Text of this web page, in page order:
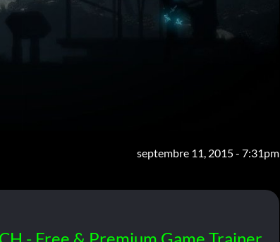
septembre 11, 2015 - 7:31pm